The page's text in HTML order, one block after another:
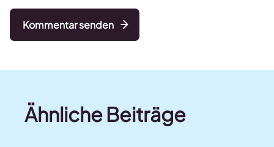
Kommentar senden
Ähnliche Beiträge